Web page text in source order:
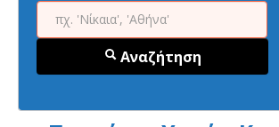
Αναζήτηση